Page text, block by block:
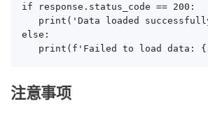
if response.status_code == 200:
print('Data loaded
else:
print(f'Failed to load data:
注意事项